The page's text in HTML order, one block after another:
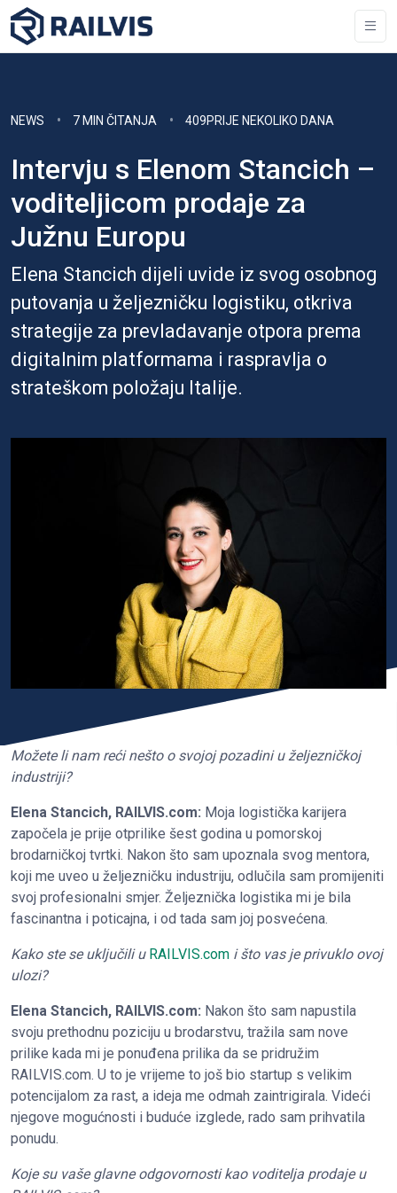
NEWS 7 MIN ČITANJA 409PRIJE NEKOLIKO DANA
Intervju s Elenom Stancich –
voditeljicom prodaje za
Južnu Europu
Elena Stancich dijeli uvide iz svog osobnog
putovanja u željezničku logistiku, otkriva
strategije za prevladavanje otpora prema
digitalnim platformama i raspravlja o
strateškom položaju Italije.
Možete li nam reći nešto o svojoj pozadini u željezničkoj
industriji?
Elena Stancich, RAILVIS.com: Moja logistička karijera
započela je prije otprilike šest godina u pomorskoj
brodarničkoj tvrtki. Nakon što sam upoznala svog mentora,
koji me uveo u željezničku industriju, odlučila sam promijeniti
svoj profesionalni smjer. Željeznička logistika mi je bila
fascinantna i poticajna, i od tada sam joj posvećena.
Kako ste se uključili u RAILVIS.com i što vas je privuklo ovoj
ulozi?
Elena Stancich, RAILVIS.com: Nakon što sam napustila
svoju prethodnu poziciju u brodarstvu, tražila sam nove
prilike kada mi je ponuđena prilika da se pridružim
RAILVIS.com. U to je vrijeme to još bio startup s velikim
potencijalom za rast, a ideja me odmah zaintrigirala. Videći
njegove mogućnosti i buduće izglede, rado sam prihvatila
ponudu.
Koje su vaše glavne odgovornosti kao voditelja prodaje u